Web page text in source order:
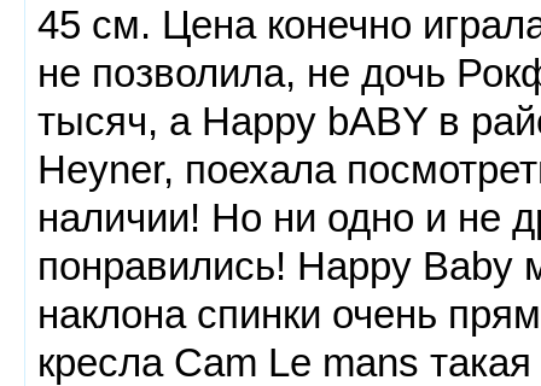
45 см. Цена конечно
не позволила, не дочь
тысяч, а Happy bABY в
Heyner, поехала
наличии! Но ни одно и не
понравились! Happy Baby
наклона спинки очень
кресла Cam Le mans